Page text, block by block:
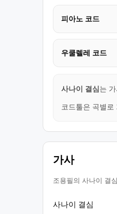
피아노 코드
우쿨렐레 코드
사나이 결심는
코드툴은 곡별
가사
조용필의 사나이 결
사나이 결심